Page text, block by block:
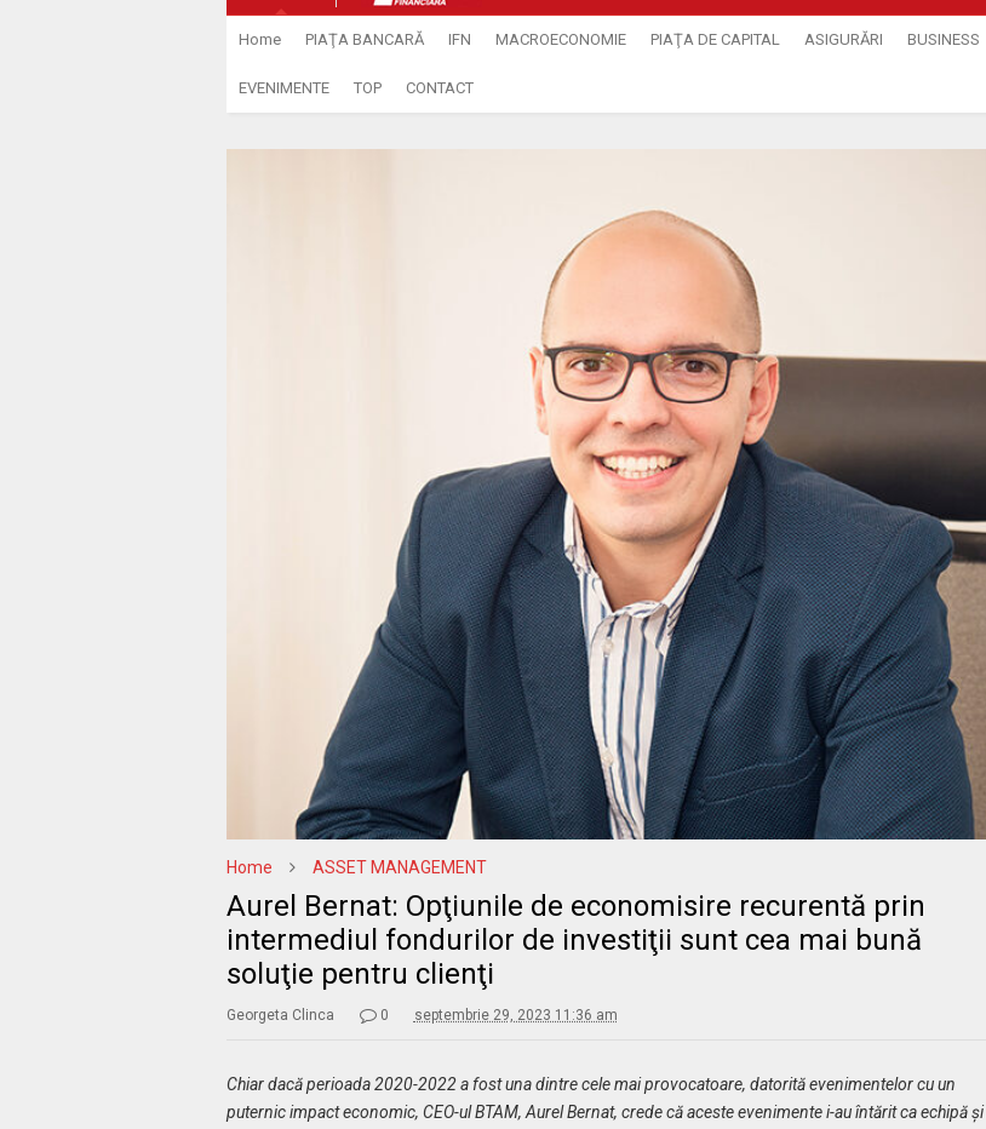
Home PIAŢA BANCARĂ IFN MACROECONOMIE PIAŢA DE CAPITAL ASIGURĂRI BUSINESS
EVENIMENTE TOP CONTACT
Home ASSET MANAGEMENT
Aurel Bernat: Opţiunile de economisire recurentă prin
intermediul fondurilor de investiţii sunt cea mai bună
soluţie pentru clienţi
Georgeta Clinca 0 septembrie 29, 2023 11:36 am
Chiar dacă perioada 2020-2022 a fost una dintre cele mai provocatoare, datorită evenimentelor cu un
puternic impact economic, CEO-ul BTAM, Aurel Bernat, crede căaceste evenimentei-au întărit caechipăşi